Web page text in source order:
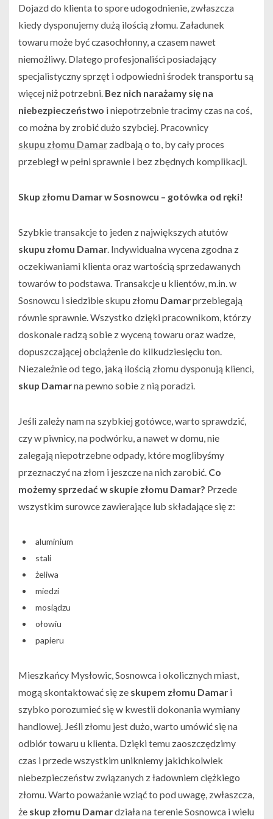
Dojazd do klienta to spore udogodnienie, zwłaszcza
kiedy dysponujemy dużą ilością złomu. Załadunek
towaru może być czasochłonny, a czasem nawet
niemożliwy. Dlatego profesjonaliści posiadający
specjalistyczny sprzęt i odpowiedni środek transportu są
więcej niż potrzebni. Bez nich narażamy się na
niebezpieczeństwo i niepotrzebnie tracimy czas na coś,
co można by zrobić dużo szybciej. Pracownicy
skupu złomu Damar zadbają o to, by cały proces
przebiegł w pełni sprawnie i bez zbędnych komplikacji.
Skup złomu Damar w Sosnowcu – gotówka od ręki!
Szybkie transakcje to jeden z największych atutów
skupu złomu Damar. Indywidualna wycena zgodna z
oczekiwaniami klienta oraz wartością sprzedawanych
towarów to podstawa. Transakcje u klientów, m.in. w
Sosnowcu i siedzibie skupu złomu Damarprzebiegają
równie sprawnie. Wszystko dzięki pracownikom, którzy
doskonale radzą sobie z wyceną towaru oraz wadze,
dopuszczającej obciążenie do kilkudziesięciu ton.
Niezależnie od tego, jaką ilością złomu dysponują klienci,
skup Damarna pewno sobie z nią poradzi.
Jeśli zależy nam na szybkiej gotówce, warto sprawdzić,
czy w piwnicy, na podwórku, a nawet w domu, nie
zalegają niepotrzebne odpady, które moglibyśmy
przeznaczyć na złom i jeszcze na nich zarobić. Co
możemy sprzedać w skupie złomu Damar? Przede
wszystkim surowce zawierające lub składające się z:
aluminium
stali
żeliwa
miedzi
mosiądzu
ołowiu
papieru
Mieszkańcy Mysłowic, Sosnowca i okolicznych miast,
mogą skontaktować się ze skupem złomu Damar i
szybko porozumieć się w kwestii dokonania wymiany
handlowej. Jeśli złomu jest dużo, warto umówić się na
odbiór towaru u klienta. Dzięki temu zaoszczędzimy
czas i przede wszystkim unikniemy jakichkolwiek
niebezpieczeństw związanych z ładowniem ciężkiego
złomu. Warto poważanie wziąć to pod uwagę, zwłaszcza,
że skup złomu Damardziała na terenie Sosnowca i wielu